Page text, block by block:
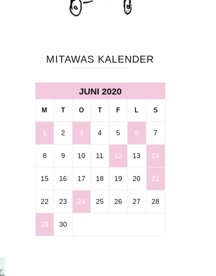
MITAWAS KALENDER
JUNI 2020
M T O T F L S
1 2 3 4 5 6 7
8 9 10 11 12 13 14
15 16 17 18 19 20 21
22 23 24 25 26 27 28
29 30